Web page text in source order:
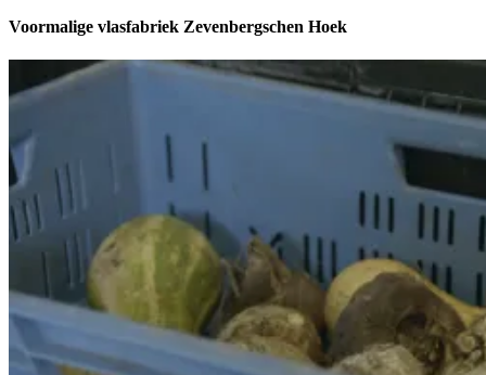
Voormalige vlasfabriek Zevenbergschen Hoek